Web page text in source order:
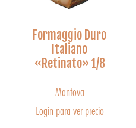
Formaggio Duro
Italiano
«Retinato» 1/8
Mantova
Login para ver precio